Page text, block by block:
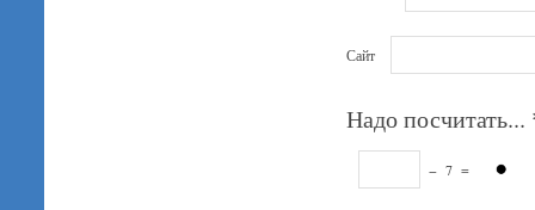
Сайт
Надо посчитать...
− 7 =